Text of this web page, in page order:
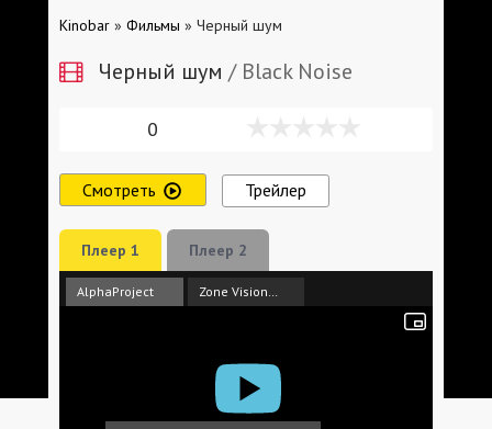
Kinobar » Фильмы » Черный шум
Черный шум / Black Noise
0
Смотреть Трейлер
Плеер 1 Плеер 2
AlphaProject